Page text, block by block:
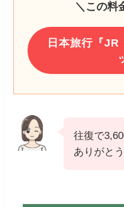
＼この料
日本旅行『JR
往復で
ありがと